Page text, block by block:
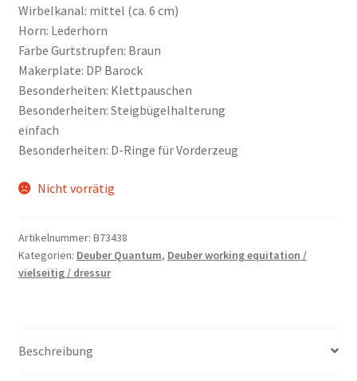
Wirbelkanal: mittel (ca. 6 cm)
Horn: Lederhorn
Farbe Gurtstrupfen: Braun
Makerplate: DP Barock
Besonderheiten: Klettpauschen
Besonderheiten: Steigbügelhalterung
einfach
Besonderheiten: D-Ringe für Vorderzeug
Nicht vorrätig
Artikelnummer: B73438
Kategorien: Deuber Quantum, Deuber working equitation /
vielseitig / dressur
Beschreibung